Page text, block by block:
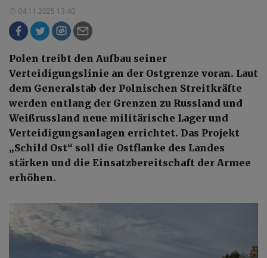
04.11.2025 13:40
Polen treibt den Aufbau seiner
Verteidigungslinie an der Ostgrenze voran. Laut
dem Generalstab der Polnischen Streitkräfte
werden entlang der Grenzen zu Russland und
Weißrussland neue militärische Lager und
Verteidigungsanlagen errichtet. Das Projekt
„Schild Ost“ soll die Ostflanke des Landes
stärken und die Einsatzbereitschaft der Armee
erhöhen.